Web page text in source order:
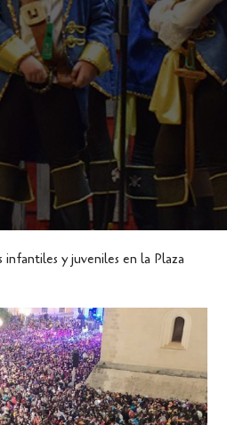
infantiles y juveniles en la Plaza